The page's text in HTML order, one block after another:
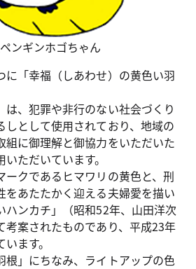
ンギンホゴちゃん
に「幸福（しあわせ）の黄色い羽
は、犯罪や非行のない社会づくり
しとして使用されており、地域の
組に御理解と御協力をいただいた
ただいています。
ークであるヒマワリの黄色と、刑
をあたたかく迎える夫婦愛を描い
ハンカチ」（昭和52年、山田洋次
考案されたものであり、平成23年
ます。
根」にちなみ、ライトアップの色